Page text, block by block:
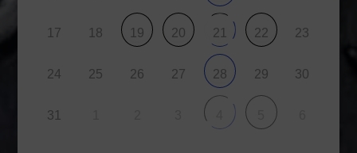
17 18 19 20 21 22 23
24 25 26 27 28 29 30
31